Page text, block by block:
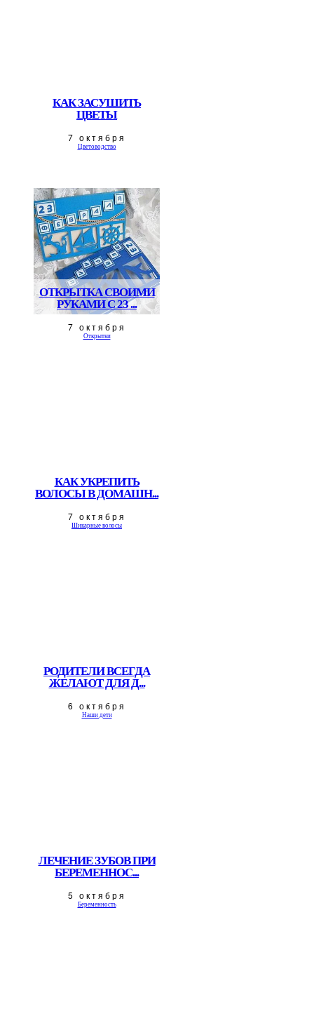
КАК ЗАСУШИТЬ
ЦВЕТЫ
7 октября
Цветоводство
ОТКРЫТКА СВОИМИ
РУКАМИ С 23 ...
7 октября
Открытки
КАК УКРЕПИТЬ
ВОЛОСЫ В ДОМАШН...
7 октября
Шикарные волосы
РОДИТЕЛИ ВСЕГДА
ЖЕЛАЮТ ДЛЯ Д...
6 октября
Наши дети
ЛЕЧЕНИЕ ЗУБОВ ПРИ
БЕРЕМЕННОС...
5 октября
Беременность